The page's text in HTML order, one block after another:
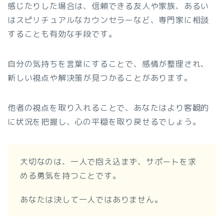
感じたりした場合は、信頼できる友人や家族、あるい
はスピリチュアルなカウンセラーなど、専門家に相談
することも有効な手段です。
自分の気持ちを言葉にすることで、感情が整理され、
新しい視点や解決策が見つかることがあります。
他者の視点を取り入れることで、あなたはより客観的
に状況を把握し、心の平穏を取り戻せるでしょう。
大切なのは、一人で抱え込まず、サポートを求
める勇気を持つことです。
あなたは決して一人ではありません。